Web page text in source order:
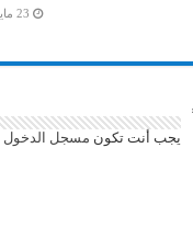
23 مايو، 2022
يجب أنت تكون مسجل الدخول